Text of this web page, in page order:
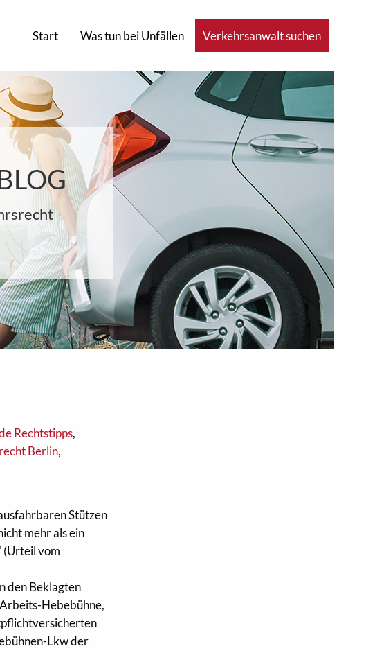
Start Was tun bei Unfällen Verkehrsanwalt suchen
Rechtstipps,
Berlin,
Stützen
mehr als ein
(Urteil vom
den Beklagten
Hebebühne,
Lkw der